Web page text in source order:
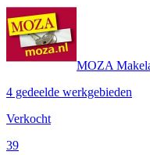
MOZA
4 gedeelde werkgebieden
Verkocht
39